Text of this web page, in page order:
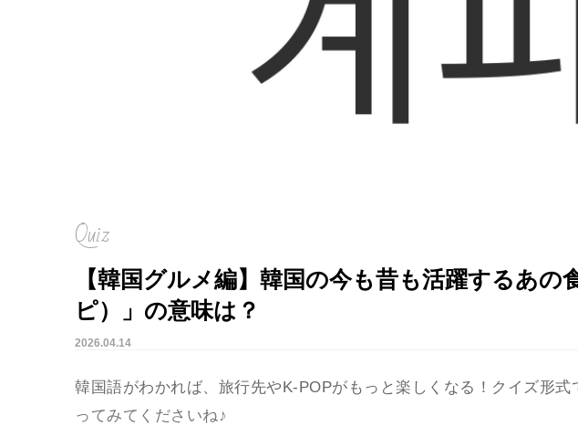
Quiz
【韓国グルメ編】韓国の今も昔も活躍するあの
ピ）」の意味は？
2026.04.14
韓国語がわかれば、旅行先やK-POPがもっと楽しくなる！クイズ形
ってみてくださいね♪